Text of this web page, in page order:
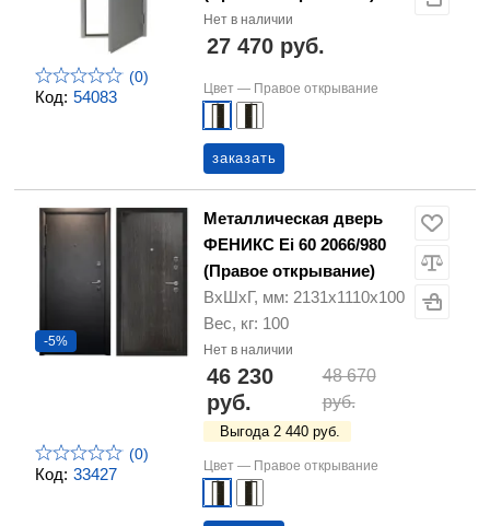
Код: 54083
(0)
Нет в наличии
27 470 руб.
Цвет — Правое открывание
заказать
Код: 33427
-5%
(0)
Металлическая дверь
ФЕНИКС Ei 60 2066/980
(Правое открывание)
ВхШхГ, мм: 2131х1110х100
Вес, кг: 100
Нет в наличии
46 230
руб.
48 670
руб.
Выгода 2 440 руб.
Цвет — Правое открывание